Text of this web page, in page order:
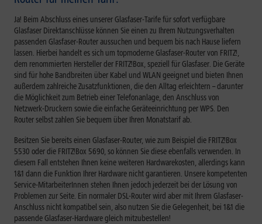
Ja! Beim Abschluss eines unserer Glasfaser-Tarife für sofort verfügbare
Glasfaser Direktanschlüsse können Sie einen zu Ihrem Nutzungsverhalten
passenden Glasfaser-Router aussuchen und bequem bis nach Hause liefern
lassen. Hierbei handelt es sich um topmoderne Glasfaser-Router von FRITZ!,
dem renommierten Hersteller der FRITZ!Box, speziell für Glasfaser. Die Geräte
sind für hohe Bandbreiten über Kabel und WLAN geeignet und bieten Ihnen
außerdem zahlreiche Zusatzfunktionen, die den Alltag erleichtern – darunter
die Möglichkeit zum Betrieb einer Telefonanlage, den Anschluss von
Netzwerk-Druckern sowie die einfache Geräteeinrichtung per WPS. Den
Router selbst zahlen Sie bequem über Ihren Monatstarif ab.
Besitzen Sie bereits einen Glasfaser-Router, wie zum Beispiel die FRITZ!Box
5530 oder die FRITZ!Box 5690, so können Sie diese ebenfalls verwenden. In
diesem Fall entstehen Ihnen keine weiteren Hardwarekosten, allerdings kann
1&1 dann die Funktion Ihrer Hardware nicht garantieren. Unsere kompetenten
Service-MitarbeiterInnen stehen Ihnen jedoch jederzeit bei der Lösung von
Problemen zur Seite. Ein normaler DSL-Router wird aber mit Ihrem Glasfaser-
Anschluss nicht kompatibel sein, also nutzen Sie die Gelegenheit, bei 1&1 die
passende Glasfaser-Hardware gleich mitzubestellen!